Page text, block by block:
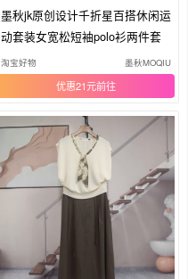
墨秋jk原创设计千折星百搭休闲运
动套装女宽松短袖polo衫两件套
淘宝好物 墨秋MOQIU
优惠21元